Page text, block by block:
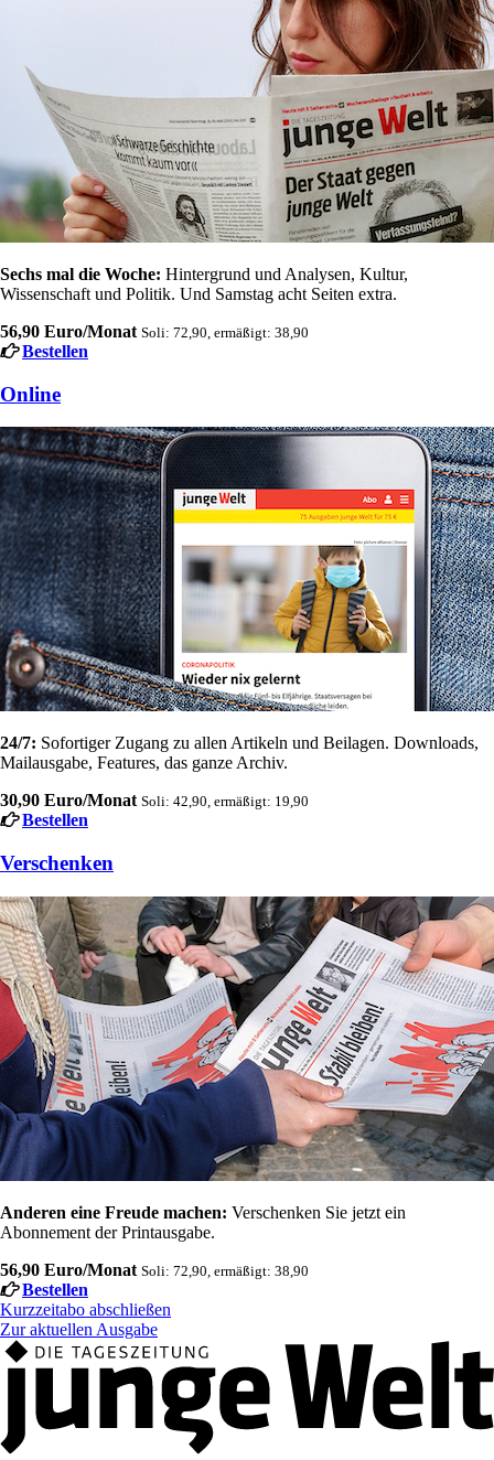
Sechs mal die Woche: Hintergrund und Analysen, Kultur,
Wissenschaft und Politik. Und Samstag acht Seiten extra.
56,90 Euro/Monat Soli: 72,90, ermäßigt: 38,90
Bestellen
Online
24/7: Sofortiger Zugang zu allen Artikeln und Beilagen. Downloads,
Mailausgabe, Features, das ganze Archiv.
30,90 Euro/Monat Soli: 42,90, ermäßigt: 19,90
Bestellen
Verschenken
Anderen eine Freude machen: Verschenken Sie jetzt ein
Abonnement der Printausgabe.
56,90 Euro/Monat Soli: 72,90, ermäßigt: 38,90
Bestellen
Kurzzeitabo abschließen
Zur aktuellen Ausgabe